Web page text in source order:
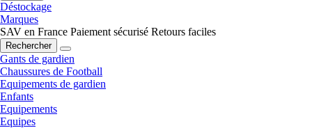
Déstockage
Marques
SAV en France Paiement sécurisé Retours faciles
Rechercher
Gants de gardien
Chaussures de Football
Equipements de gardien
Enfants
Equipements
Equipes